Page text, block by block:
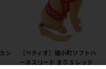
シ
［ペティオ］猫小町ソフトハ
ーネスリード まり S レッド